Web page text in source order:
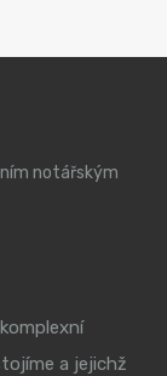
notářským
a jejichž